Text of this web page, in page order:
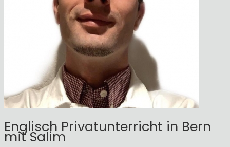
Englisch Privatunterricht in Bern
mit Salim